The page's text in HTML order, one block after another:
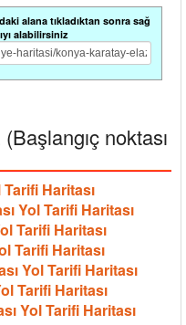
alana tıkladıktan sonra sağ
alabilirsiniz
noktası
Tarifi Haritası
Yol Tarifi Haritası
Tarifi Haritası
Tarifi Haritası
Yol Tarifi Haritası
Tarifi Haritası
Yol Tarifi Haritası